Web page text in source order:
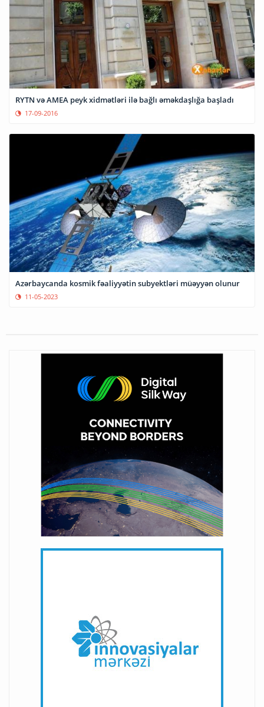
RYTN və AMEA peyk xidmətləri ilə bağlı əməkdaşlığa başladı
17-09-2016
Azərbaycanda kosmik fəaliyyətin subyektləri müəyyən olunur
11-05-2023